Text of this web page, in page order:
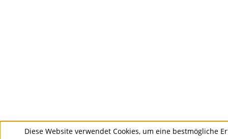
Diese Website verwendet Cookies, um eine bestmögliche